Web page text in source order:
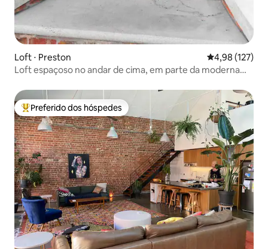
Loft ⋅ Preston 4,98 de uma
4,98 (127)
Loft espaçoso no andar de cima, em parte da moderna
Entre os melhores preferidos dos hóspedes
Preferido dos hóspedes